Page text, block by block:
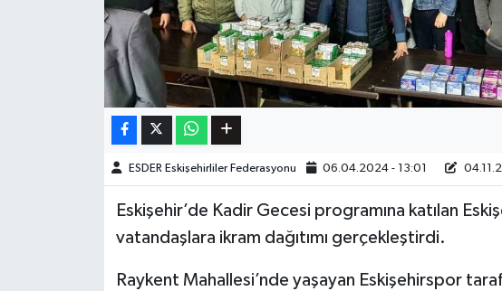
ESDER Eskişehirliler Federasyonu 06.04.2024 - 13:01
Eskişehir’de Kadir Gecesi programına katılan
vatandaşlara ikram dağıtımı gerçekleştirdi.
Raykent Mahallesi’nde yaşayan Eskişehirspor